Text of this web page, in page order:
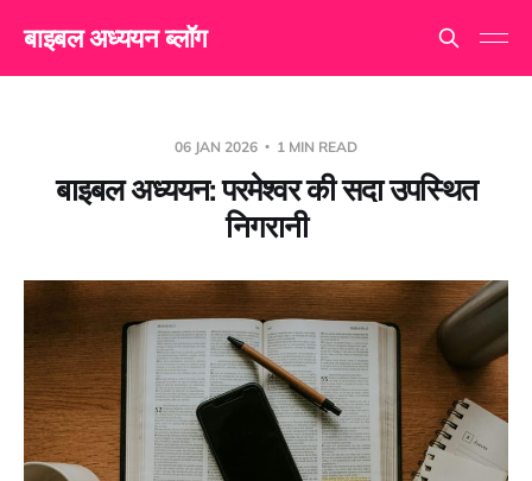
बाइबल अध्ययन ब्लॉग
06 JAN 2026 1 MIN READ
बाइबल अध्ययन: परमेश्वर की सदा उपस्थित
निगरानी